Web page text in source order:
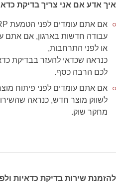
איך אדע אם אני צריך בדיקת
עבודה חדשות בארגון, אם אתם
או לפני התרחבות,
כנראה שכדאי להעזר בבדיקת
לכם הרבה כסף.
אם אתם עומדים לפני פיתוח
לשווק מוצר חדש, כנראה
מחקר שוק.
להזמנת שירות בדיקת כדאיות